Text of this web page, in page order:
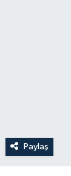
Paylaş